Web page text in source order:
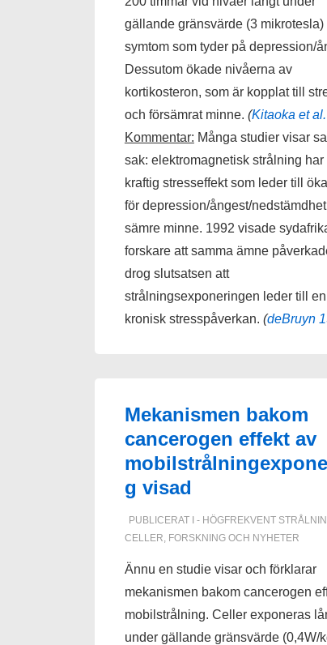
gällande gränsvärde (3 mikrotesla)
symtom som tyder på depression/
Dessutom ökade nivåerna av
kortikosteron, som är kopplat till
och försämrat minne. (Kitaoka et
Kommentar: Många studier visar
sak: elektromagnetisk strålning har
kraftig stresseffekt som leder till
för depression/ångest/
sämre minne. 1992 visade
forskare att samma ämne
drog slutsatsen att
strålningsexponeringen leder till en
kronisk stresspåverkan. (deBruyn
Mekanismen bakom
cancerogen effekt av
g visad
PUBLICERAT I - HÖGFREKVENT
CELLER FORSKNING OCH NYHETER
Ännu en studie visar och förklarar
mekanismen bakom cancerogen
mobilstrålning. Celler exponeras
under gällande gränsvärde (0,4W/